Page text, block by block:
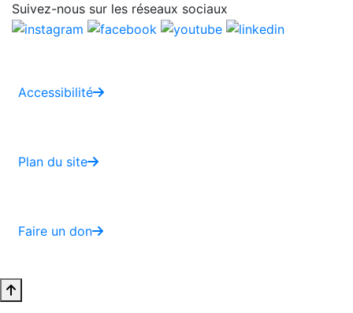
Suivez-nous sur les réseaux sociaux
Accessibilité
Plan du site
Faire un don